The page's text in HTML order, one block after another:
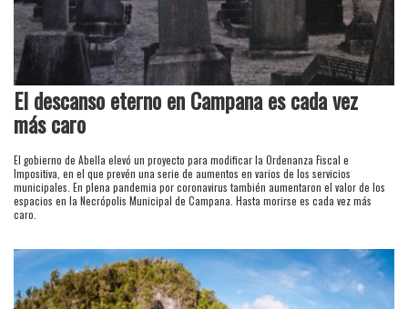
El descanso eterno en Campana es cada vez
más caro
El gobierno de Abella elevó un proyecto para modificar la Ordenanza Fiscal e
Impositiva, en el que prevén una serie de aumentos en varios de los servicios
municipales. En plena pandemia por coronavirus también aumentaron el valor de los
espacios en la Necrópolis Municipal de Campana. Hasta morirse es cada vez más
caro.